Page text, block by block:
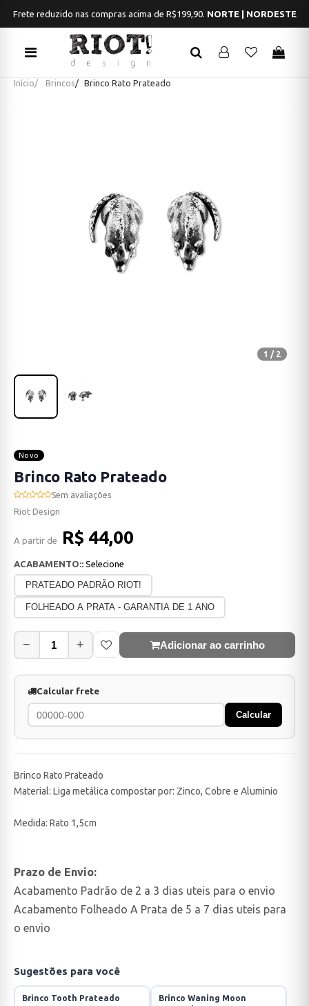
Frete reduzido nas compras acima de R$199,90. NORTE | NORDESTE
Início Brincos Brinco Rato Prateado
1 / 2
Novo
Brinco Rato Prateado
Sem avaliações
Riot Design
A partir de R$ 44,00
ACABAMENTO:: Selecione
PRATEADO PADRÃO RIOT!
FOLHEADO A PRATA - GARANTIA DE 1 ANO
− + Adicionar ao carrinho
Calcular frete
Calcular
Brinco Rato Prateado
Material: Liga metálica compostar por: Zinco, Cobre e Aluminio
Medida: Rato 1,5cm
Prazo de Envio:
Acabamento Padrão de 2 a 3 dias uteis para o envio
Acabamento Folheado A Prata de 5 a 7 dias uteis para
o envio
Sugestões para você
Brinco Tooth Prateado
Brinco Waning Moon